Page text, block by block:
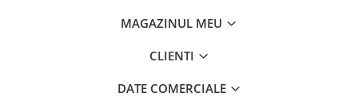
MAGAZINUL MEU
CLIENTI
DATE COMERCIALE